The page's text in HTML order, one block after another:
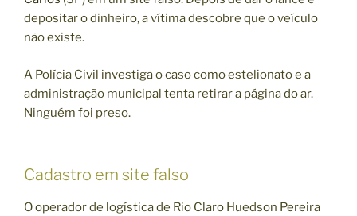
depositar o dinheiro, a vítima descobre que o veículo
não existe.
A Polícia Civil investiga o caso como estelionato e a
administração municipal tenta retirar a página do ar.
Ninguém foi preso.
Cadastro em site falso
O operador de logística de Rio Claro Huedson Pereira